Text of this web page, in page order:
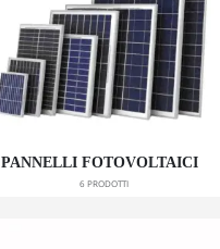
PANNELLI FOTOVOLTAICI
6 PRODOTTI